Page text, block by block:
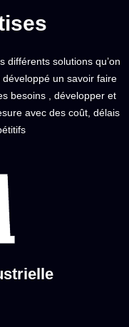
différents solutions qu’on
un savoir faire
besoins , développer et
avec des coût, délais